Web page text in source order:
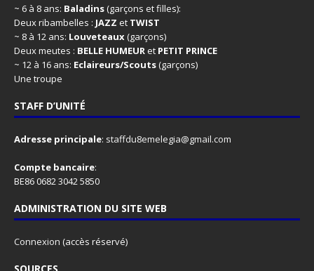
~ 6 à 8 ans: Baladins(garçons et filles):
Deux ribambelles : JAZZ et TWIST
~ 8 à 12 ans: Louveteaux(garçons)
Deux meutes : BELLE HUMEURet PETIT PRINCE
~ 12 à 16 ans: Eclaireurs/Scouts(garçons)
Une troupe
STAFF D’UNITÉ
Adresse principale: staffdu8emelegia@gmail.com
Compte bancaire:
BE86 0682 3042 5850
ADMINISTRATION DU SITE WEB
Connexion (accès réservé)